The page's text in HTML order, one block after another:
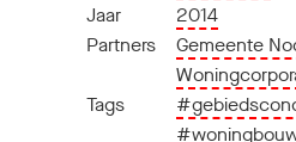
Jaar
2014
Partners
Gemeente
Tags